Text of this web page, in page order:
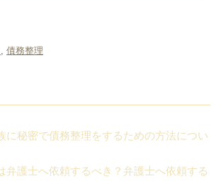
債務整理
に秘密で債務整理をするための方法につい
弁護士へ依頼するべき？弁護士へ依頼する